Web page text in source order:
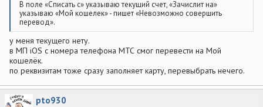
В поле «Списать с» указываю текущий счет, «Зачислит на»
указываю «Мой кошелек» - пишет «Невозможно совершить
перевод».
у меня текущего нету.
в МП iOS с номера телефона МТС смог перевести на Мой
кошелёк.
по реквизитам тоже сразу заполняет карту, перевыбрать нечего.
pto930